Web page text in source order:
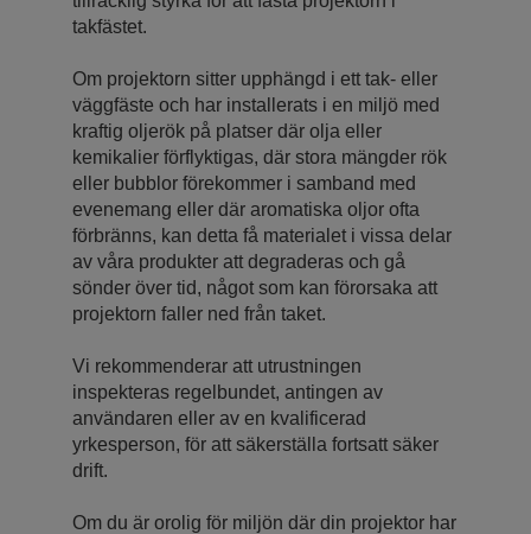
takfästet.
Om projektorn sitter upphängd i ett tak- eller
väggfäste och har installerats i en miljö med
kraftig oljerök på platser där olja eller
kemikalier förflyktigas, där stora mängder rök
eller bubblor förekommer i samband med
evenemang eller där aromatiska oljor ofta
förbränns, kan detta få materialet i vissa delar
av våra produkter att degraderas och gå
sönder över tid, något som kan förorsaka att
projektorn faller ned från taket.
Vi rekommenderar att utrustningen
inspekteras regelbundet, antingen av
användaren eller av en kvalificerad
yrkesperson, för att säkerställa fortsatt säker
drift.
Om du är orolig för miljön där din projektor har